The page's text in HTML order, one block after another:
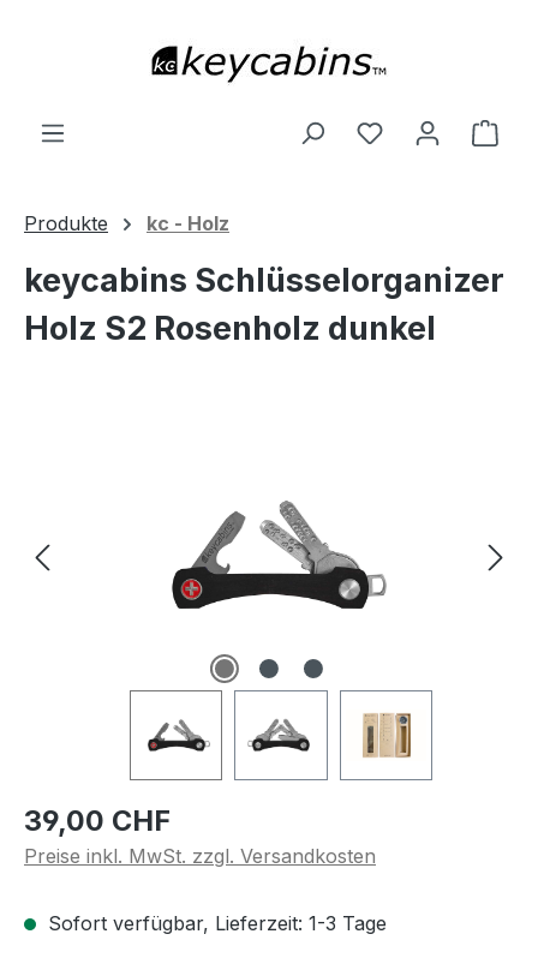
Du hast 0
Produkte kc - Holz
keycabins Schlüsselorganizer
Holz S2 Rosenholz dunkel
Regulärer Preis:
39,00 CHF
Preise inkl. MwSt. zzgl. Versandkosten
Sofort verfügbar, Lieferzeit: 1-3 Tage